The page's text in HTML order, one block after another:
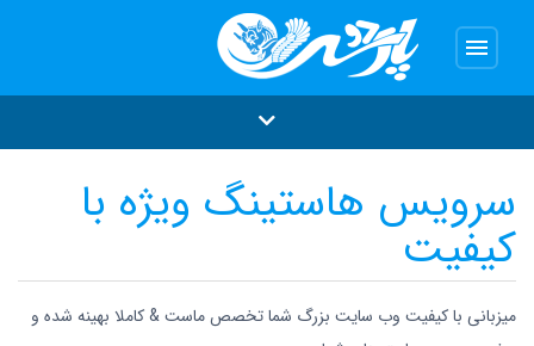
menu
سرویس هاستینگ ویژه با
کیفیت
میزبانی با کیفیت وب سایت بزرگ شما تخصص ماست & کاملا بهینه شده و